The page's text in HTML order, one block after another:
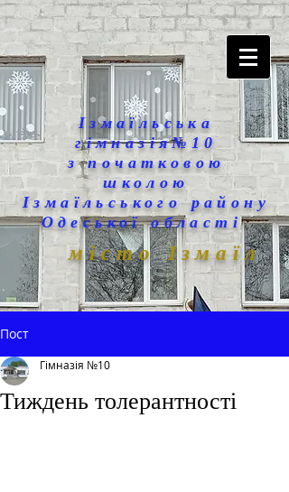
Ізмаїльська
гімназія№10
з початковою
школою
Ізмаїльського району
Одеської області
місто Ізмаїл
Пост
Тиждень толерантності
Гімназія №10